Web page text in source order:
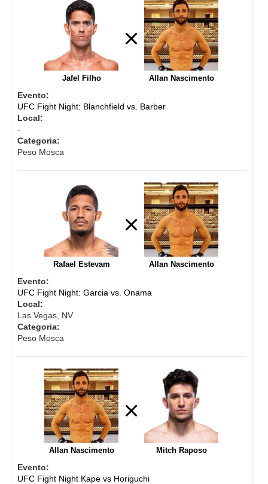
Jafel Filho Allan Nascimento
Evento:
UFC Fight Night: Blanchfield vs. Barber
Local:
-
Categoria:
Peso Mosca
Rafael Estevam Allan Nascimento
Evento:
UFC Fight Night: Garcia vs. Onama
Local:
Las Vegas, NV
Categoria:
Peso Mosca
Allan Nascimento Mitch Raposo
Evento:
UFC Fight Night Kape vs Horiguchi